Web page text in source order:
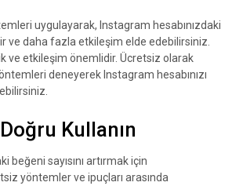
uygulayarak, Instagram hesabınızdaki
ve daha fazla etkileşim elde edebilirsiniz.
ve etkileşim önemlidir. Ücretsiz olarak
deneyerek Instagram hesabınızı
Kullanın
beğeni sayısını artırmak için
yöntemler ve ipuçları arasında